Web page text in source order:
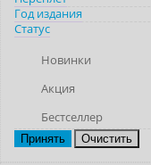
Год издания
Статус
Новинки
Акция
Бестселлер
Очистить